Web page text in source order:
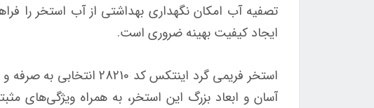
تصفیه آب امکان نگهداری بهداشتی از آب استخر را
ایجاد کیفیت بهینه ضروری است.
استخر فریمی گرد
آسان و ابعاد بزرگ این استخر، به همراه ویژگی‌های